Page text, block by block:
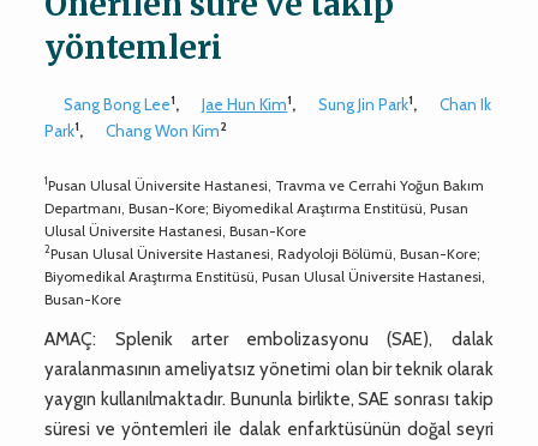
yöntemleri
Sang Bong Lee1, Jae Hun Kim1, Sung Jin Park1,
Chan Ik
Park1, Chang Won Kim2
1Pusan Ulusal Üniversite Hastanesi, Travma ve Cerrahi Yoğun Bakım
Departmanı, Busan-Kore; Biyomedikal Araştırma Enstitüsü, Pusan
Ulusal Üniversite Hastanesi, Busan-Kore
2Pusan Ulusal Üniversite Hastanesi, Radyoloji Bölümü, Busan-Kore;
Biyomedikal Araştırma Enstitüsü, Pusan Ulusal Üniversite Hastanesi,
Busan-Kore
AMAÇ: Splenik arter embolizasyonu (SAE), dalak
yaralanmasının ameliyatsız yönetimi olan bir teknik olarak
yaygın kullanılmaktadır. Bununla birlikte, SAE sonrası takip
süresi ve yöntemleri ile dalak enfarktüsünün doğal seyri